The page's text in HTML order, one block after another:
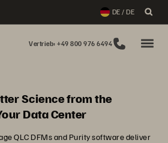
DE / DE
Vertrieb: +49 800 976 6494
Science from the
Data Center
QLC DFMs and Purity software deliver